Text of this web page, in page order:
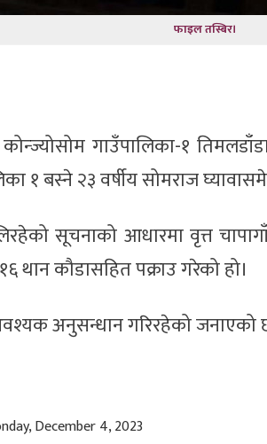
फाइल तस्बिर।
गाउँपालिका-१
१ बस्ने २३ वर्षीय सोमराज
सूचनाको आधारमा वृत्त
थान कौडासहित पक्राउ गरेको हो।
अनुसन्धान गरिरहेको जनाएको
December 4, 2023